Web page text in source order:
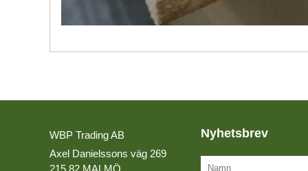
LAGERLISTA
WBP Trading AB
Axel Danielssons väg 269
215 82 MALMÖ
Nyhetsbrev